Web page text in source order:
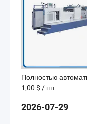
1,00 $ / шт.
2026-07-29